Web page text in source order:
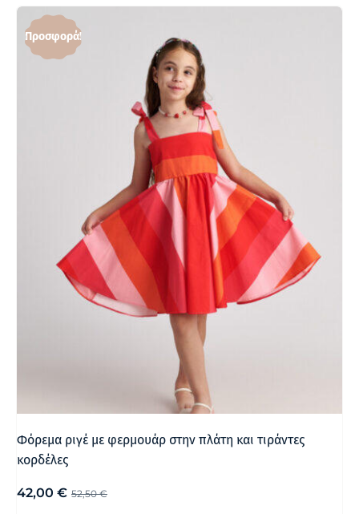
Προσφορά!
Φόρεμα ριγέ με φερμουάρ στην πλάτη και τιράντες
κορδέλες
52,50€
42,00 €